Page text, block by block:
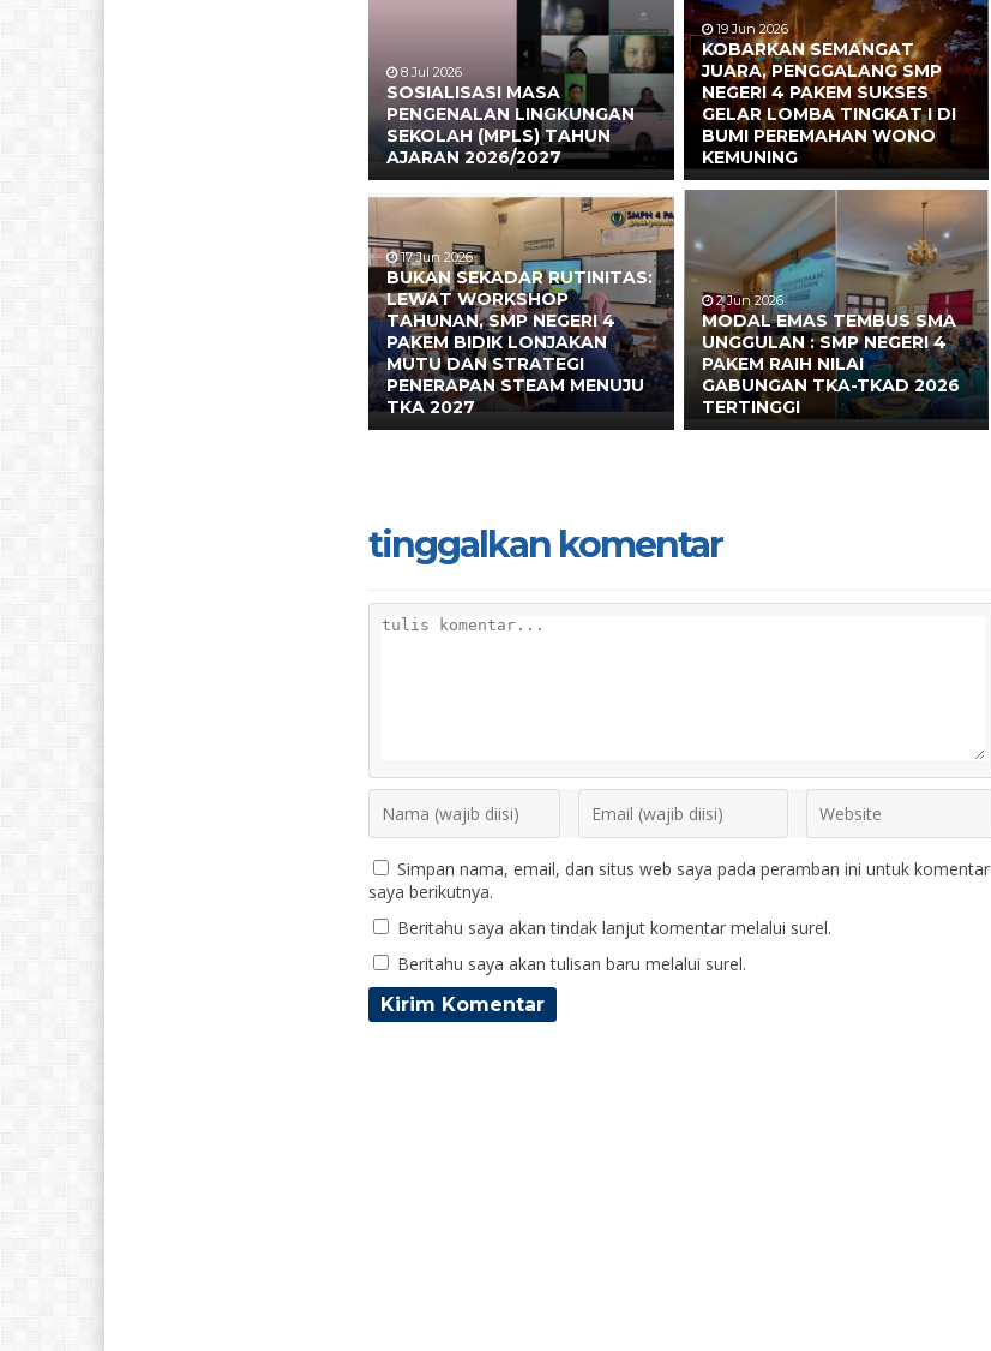
8 Jul 2026
SOSIALISASI MASA
PENGENALAN LINGKUNGAN
SEKOLAH (MPLS) TAHUN
AJARAN 2026/2027
19 Jun 2026
KOBARKAN SEMANGAT
JUARA, PENGGALANG SMP
NEGERI 4 PAKEM SUKSES
GELAR LOMBA TINGKAT I DI
BUMI PEREMAHAN WONO
KEMUNING
17 Jun 2026
BUKAN SEKADAR RUTINITAS:
LEWAT WORKSHOP
TAHUNAN, SMP NEGERI 4
PAKEM BIDIK LONJAKAN
MUTU DAN STRATEGI
PENERAPAN STEAM MENUJU
TKA 2027
2 Jun 2026
MODAL EMAS TEMBUS SMA
UNGGULAN : SMP NEGERI 4
PAKEM RAIH NILAI
GABUNGAN TKA-TKAD 2026
TERTINGGI
tinggalkan komentar
Simpan nama, email, dan situs web saya pada peramban ini untuk komentar
saya berikutnya.
Beritahu saya akan tindak lanjut komentar melalui surel.
Beritahu saya akan tulisan baru melalui surel.